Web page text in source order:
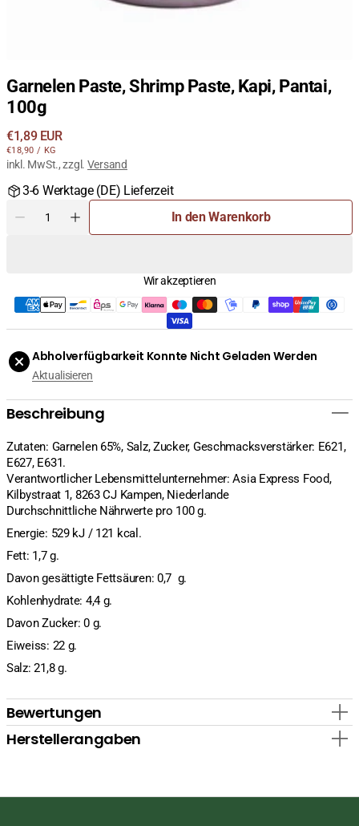
Garnelen Paste, Shrimp Paste, Kapi, Pantai,
100g
Regulärer
Preis
€1,89 EUR
STÜCKPREIS
€18,90 / PRO
KG
inkl. MwSt., zzgl. Versand
3-6 Werktage (DE) Lieferzeit
Menge
Paste,
Kapi,
Pantai,
verringern
Menge
Paste,
Pantai,
erhöhen
In den Warenkorb
Wir akzeptieren
Abholverfügbarkeit Konnte Nicht Geladen Werden
Aktualisieren
Beschreibung
Zutaten: Garnelen 65%, Salz, Zucker, Geschmacksverstärker: E621,
E627, E631.
Verantwortlicher Lebensmittelunternehmer: Asia Express Food,
Kilbystraat 1, 8263 CJ Kampen, Niederlande
Durchschnittliche Nährwerte pro 100 g.
Energie: 529 kJ / 121 kcal.
Fett: 1,7 g.
Davon gesättigte Fettsäuren: 0,7 g.
Kohlenhydrate: 4,4 g.
Davon Zucker: 0 g.
Eiweiss: 22 g.
Salz: 21,8 g.
Bewertungen
Herstellerangaben